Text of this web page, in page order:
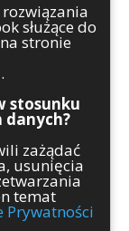
służące do
stronie
stosunku
danych?
zażądać
usunięcia
temat
Prywatności